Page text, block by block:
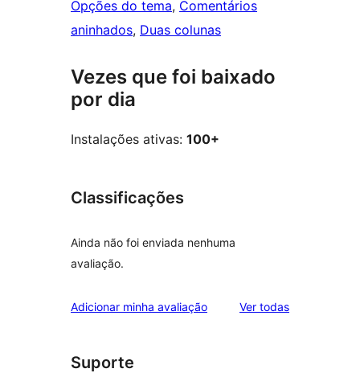
Opções do tema, Comentários
aninhados, Duas colunas
Vezes que foi baixado
por dia
Instalações ativas: 100+
Classificações
Ainda não foi enviada nenhuma
avaliação.
Adicionar minha avaliação Ver todasavaliações
Suporte